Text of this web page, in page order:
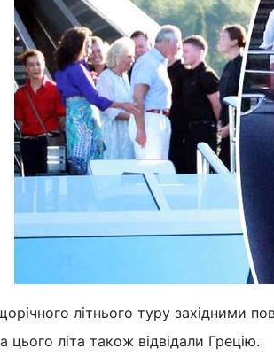
літнього туру західними
цього літа також відвідали Грецію.